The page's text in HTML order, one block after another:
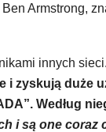
Armstrong,
innych sieci.
zyskują duże
Według
i są one coraz